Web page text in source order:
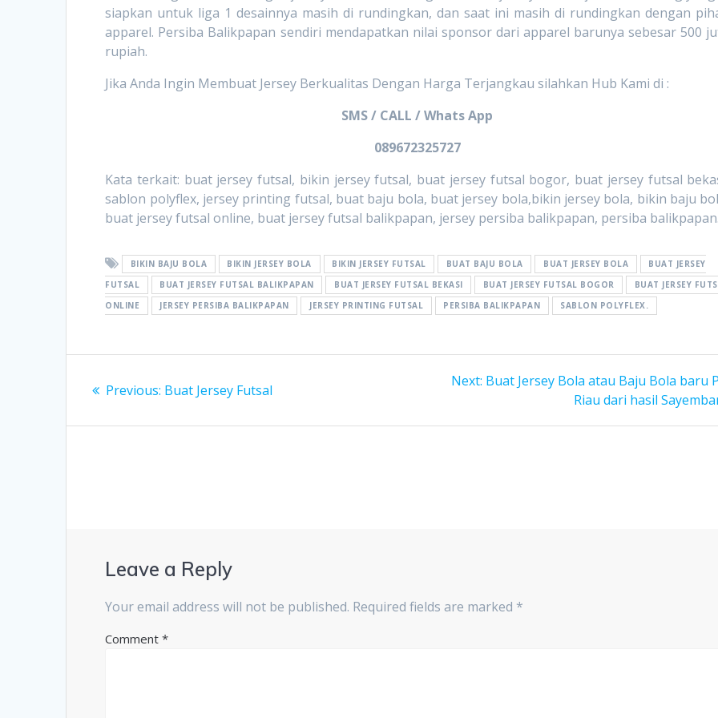
siapkan untuk liga 1 desainnya masih di rundingkan, dan saat ini masih di rundingkan dengan
apparel. Persiba Balikpapan sendiri mendapatkan nilai sponsor dari apparel barunya sebesar 500
rupiah.
Jika Anda Ingin Membuat Jersey Berkualitas Dengan Harga Terjangkau silahkan Hub Kami di :
SMS / CALL / Whats App
089672325727
Kata terkait: buat jersey futsal, bikin jersey futsal, buat jersey futsal bogor, buat jersey futsal
sablon polyflex, jersey printing futsal, buat baju bola, buat jersey bola,bikin jersey bola, bikin baju
buat jersey futsal online, buat jersey futsal balikpapan, jersey persiba balikpapan, persiba balikpapan.
BIKIN BAJU BOLA BIKIN JERSEY BOLA BIKIN JERSEY FUTSAL BUAT BAJU BOLA BUAT JERSEY BOLA
BUAT JERSEY
FUTSAL
BUAT JERSEY FUTSAL BALIKPAPAN BUAT JERSEY FUTSAL BEKASI BUAT JERSEY FUTSAL BOGOR
BUAT JERSEY
ONLINE
JERSEY PERSIBA BALIKPAPAN JERSEY PRINTING FUTSAL PERSIBA BALIKPAPAN SABLON POLYFLEX.
navigation
Previous: Previous
Buat Jersey Futsal
Next: Next
Buat Jersey Bola atau Baju Bola baru
Riau dari hasil
Leave a Reply
Your email address will not be published. Required fields are marked *
Comment*